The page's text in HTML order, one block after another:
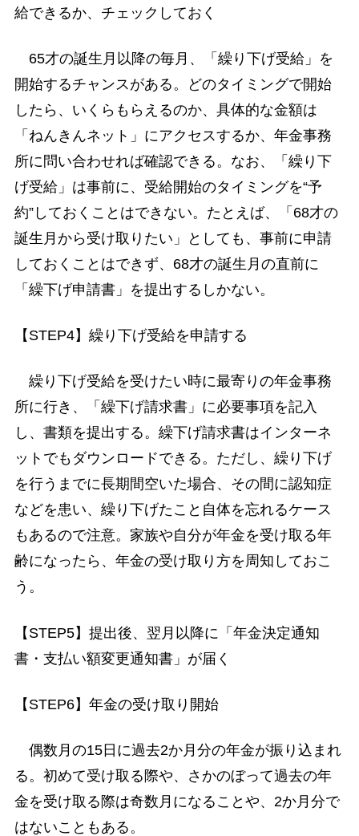
給できるか、チェックしておく
65才の誕生月以降の毎月、「繰り下げ受給」を
開始するチャンスがある。どのタイミングで開始
したら、いくらもらえるのか、具体的な金額は
「ねんきんネット」にアクセスするか、年金事務
所に問い合わせれば確認できる。なお、「繰り下
げ受給」は事前に、受給開始のタイミングを“予
約”しておくことはできない。たとえば、「68才の
誕生月から受け取りたい」としても、事前に申請
しておくことはできず、68才の誕生月の直前に
「繰下げ申請書」を提出するしかない。
【STEP4】繰り下げ受給を申請する
繰り下げ受給を受けたい時に最寄りの年金事務
所に行き、「繰下げ請求書」に必要事項を記入
し、書類を提出する。繰下げ請求書はインターネ
ットでもダウンロードできる。ただし、繰り下げ
を行うまでに長期間空いた場合、その間に認知症
などを患い、繰り下げたこと自体を忘れるケース
もあるので注意。家族や自分が年金を受け取る年
齢になったら、年金の受け取り方を周知しておこ
う。
【STEP5】提出後、翌月以降に「年金決定通知
書・支払い額変更通知書」が届く
【STEP6】年金の受け取り開始
偶数月の15日に過去2か月分の年金が振り込まれ
る。初めて受け取る際や、さかのぼって過去の年
金を受け取る際は奇数月になることや、2か月分で
はないこともある。